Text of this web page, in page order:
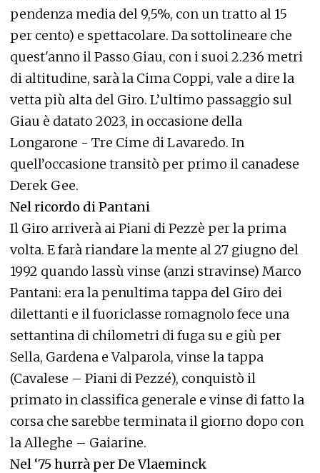
pendenza media del 9,5%, con un tratto al 15
per cento) e spettacolare. Da sottolineare che
quest'anno il Passo Giau, con i suoi 2.236 metri
di altitudine, sarà la Cima Coppi, vale a dire la
vetta più alta del Giro. L’ultimo passaggio sul
Giau è datato 2023, in occasione della
Longarone - Tre Cime di Lavaredo. In
quell’occasione transitò per primo il canadese
Derek Gee.
Nel ricordo di Pantani
Il Giro arriverà ai Piani di Pezzè per la prima
volta. E farà riandare la mente al 27 giugno del
1992 quando lassù vinse (anzi stravinse) Marco
Pantani: era la penultima tappa del Giro dei
dilettanti e il fuoriclasse romagnolo fece una
settantina di chilometri di fuga su e giù per
Sella, Gardena e Valparola, vinse la tappa
(Cavalese – Piani di Pezzé), conquistò il
primato in classifica generale e vinse di fatto la
corsa che sarebbe terminata il giorno dopo con
la Alleghe – Gaiarine.
Nel ‘75 hurrà per De Vlaeminck